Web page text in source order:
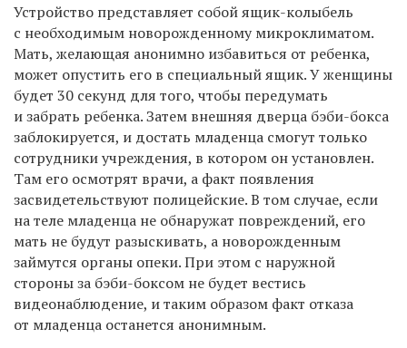
Устройство представляет собой ящик-колыбель
с необходимым новорожденному микроклиматом.
Мать, желающая анонимно избавиться от ребенка,
может опустить его в специальный ящик. У женщины
будет 30 секунд для того, чтобы передумать
и забрать ребенка. Затем внешняя дверца бэби-бокса
заблокируется, и достать младенца смогут только
сотрудники учреждения, в котором он установлен.
Там его осмотрят врачи, а факт появления
засвидетельствуют полицейские. В том случае, если
на теле младенца не обнаружат повреждений, его
мать не будут разыскивать, а новорожденным
займутся органы опеки. При этом с наружной
стороны за бэби-боксом не будет вестись
видеонаблюдение, и таким образом факт отказа
от младенца останется анонимным.